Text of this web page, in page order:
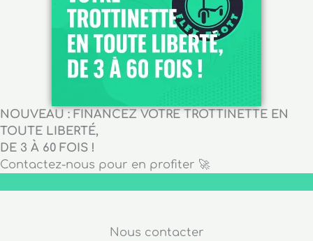
NOUVEAU : FINANCEZ VOTRE TROTTINETTE EN
TOUTE LIBERTÉ,
DE 3 À 60 FOIS !
Contactez-nous pour en profiter 🚀
Nous contacter